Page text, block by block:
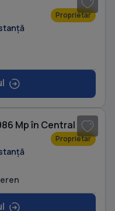
Proprietar
Mp în Central
Proprietar